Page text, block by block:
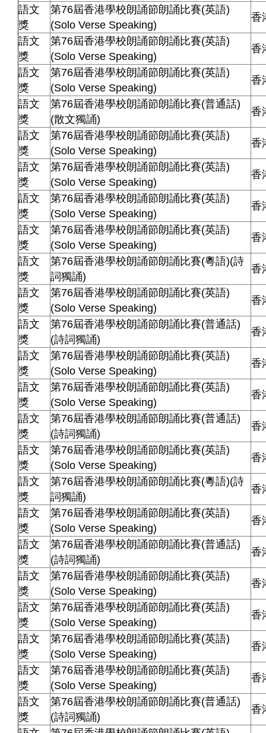
語文
獎
第76屆香港學校朗誦節朗誦比賽(英語)
(Solo Verse Speaking)
香
語文
獎
第76屆香港學校朗誦節朗誦比賽(英語)
(Solo Verse Speaking)
香
語文
獎
第76屆香港學校朗誦節朗誦比賽(英語)
(Solo Verse Speaking)
香
語文
獎
第76屆香港學校朗誦節朗誦比賽(普通話)
(散文獨誦)
香
語文
獎
第76屆香港學校朗誦節朗誦比賽(英語)
(Solo Verse Speaking)
香
語文
獎
第76屆香港學校朗誦節朗誦比賽(英語)
(Solo Verse Speaking)
香
語文
獎
第76屆香港學校朗誦節朗誦比賽(英語)
(Solo Verse Speaking)
香
語文
獎
第76屆香港學校朗誦節朗誦比賽(英語)
(Solo Verse Speaking)
香
語文
獎
第76屆香港學校朗誦節朗誦比賽(粵語)(詩
詞獨誦)
香
語文
獎
第76屆香港學校朗誦節朗誦比賽(英語)
(Solo Verse Speaking)
香
語文
獎
第76屆香港學校朗誦節朗誦比賽(普通話)
(詩詞獨誦)
香
語文
獎
第76屆香港學校朗誦節朗誦比賽(英語)
(Solo Verse Speaking)
香
語文
獎
第76屆香港學校朗誦節朗誦比賽(英語)
(Solo Verse Speaking)
香
語文
獎
第76屆香港學校朗誦節朗誦比賽(普通話)
(詩詞獨誦)
香
語文
獎
第76屆香港學校朗誦節朗誦比賽(英語)
(Solo Verse Speaking)
香
語文
獎
第76屆香港學校朗誦節朗誦比賽(粵語)(詩
詞獨誦)
香
語文
獎
第76屆香港學校朗誦節朗誦比賽(英語)
(Solo Verse Speaking)
香
語文
獎
第76屆香港學校朗誦節朗誦比賽(普通話)
(詩詞獨誦)
香
語文
獎
第76屆香港學校朗誦節朗誦比賽(英語)
(Solo Verse Speaking)
香
語文
獎
第76屆香港學校朗誦節朗誦比賽(英語)
(Solo Verse Speaking)
香
語文
獎
第76屆香港學校朗誦節朗誦比賽(英語)
(Solo Verse Speaking)
香
語文
獎
第76屆香港學校朗誦節朗誦比賽(英語)
(Solo Verse Speaking)
香
語文
獎
第76屆香港學校朗誦節朗誦比賽(普通話)
(詩詞獨誦)
香